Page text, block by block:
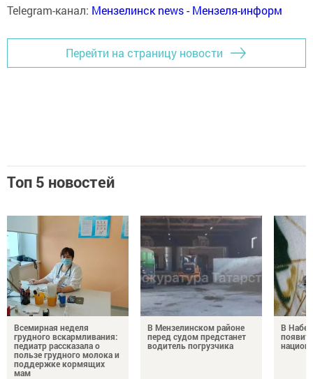
Telegram-канал: Мензелинск news - Мензеля-информ
Перейти на страницу новости
Топ 5 новостей
Всемирная неделя
грудного вскармливания:
педиатр рассказала о
пользе грудного молока и
поддержке кормящих
мам
В Мензелинском районе
перед судом предстанет
водитель погрузчика
В